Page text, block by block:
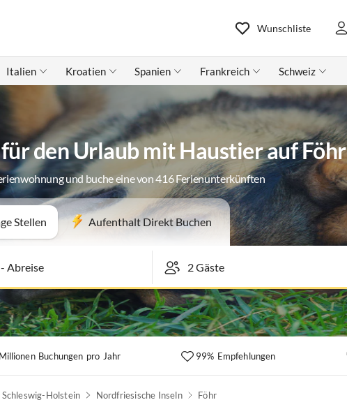
Wunschliste
Italien Kroatien Spanien Frankreich Schweiz
den Urlaub mit Haustier auf Föhr
und buche eine von 416 Ferienunterkünften
Stellen Aufenthalt Direkt Buchen
Abreise
Buchungen pro Jahr 99% Empfehlungen
Schleswig-Holstein Nordfriesische Inseln Föhr